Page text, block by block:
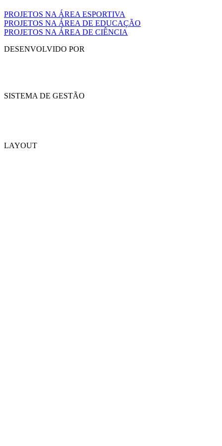
PROJETOS NA ÁREA ESPORTIVA
PROJETOS NA ÁREA DE EDUCAÇÃO
PROJETOS NA ÁREA DE CIÊNCIA
DESENVOLVIDO POR
SISTEMA DE GESTÃO
LAYOUT